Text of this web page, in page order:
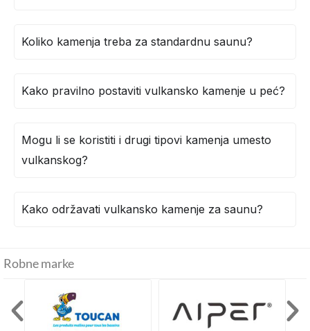
Koliko kamenja treba za standardnu saunu?
Kako pravilno postaviti vulkansko kamenje u peć?
Mogu li se koristiti i drugi tipovi kamenja umesto
vulkanskog?
Kako održavati vulkansko kamenje za saunu?
Robne marke